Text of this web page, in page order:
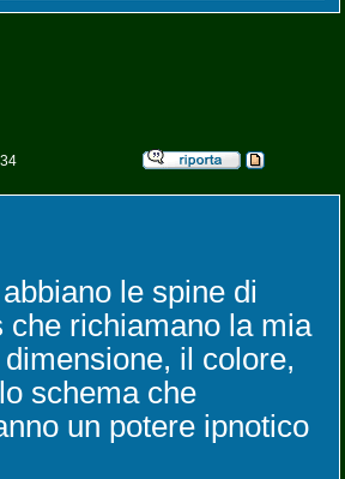
le spine di
che richiamano la mia
il colore,
schema che
un potere ipnotico